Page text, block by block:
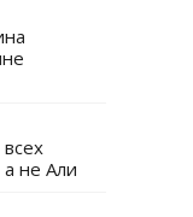
не Али